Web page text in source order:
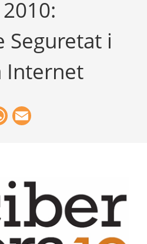
Seguretat i
Internet
WhatsApp